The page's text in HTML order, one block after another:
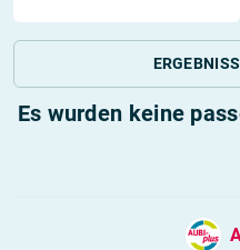
Es wurden keine